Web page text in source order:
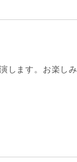
します。お楽しみ